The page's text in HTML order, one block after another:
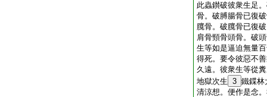
此蟲鑚破彼衆生足
骨。破膊腸骨已復
臗骨。破臗骨已復
肩骨頸骨頭骨。破
生等如是逼迫無量
得死。要令彼惡不
久遠。彼衆生等從
地獄次生 3 鐵鍱林
清涼想。便作是念